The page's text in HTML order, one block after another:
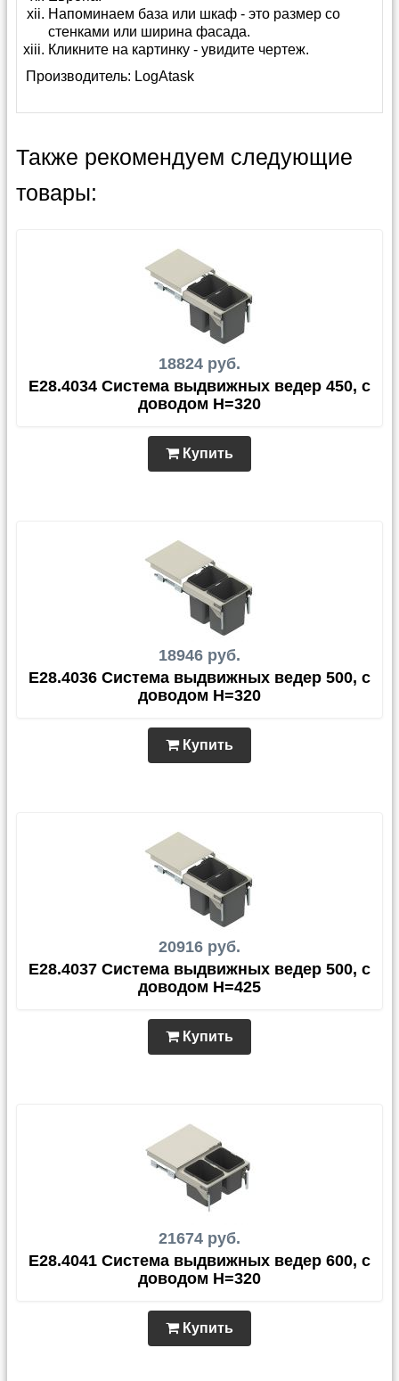
Напоминаем база или шкаф - это размер со
стенками или ширина фасада.
Кликните на картинку - увидите чертеж.
Производитель: LogAtask
Также рекомендуем следующие
товары:
18824 руб.
E28.4034 Система выдвижных ведер 450, с
доводом H=320
Купить
18946 руб.
E28.4036 Система выдвижных ведер 500, с
доводом H=320
Купить
20916 руб.
E28.4037 Система выдвижных ведер 500, с
доводом H=425
Купить
21674 руб.
E28.4041 Система выдвижных ведер 600, с
доводом H=320
Купить